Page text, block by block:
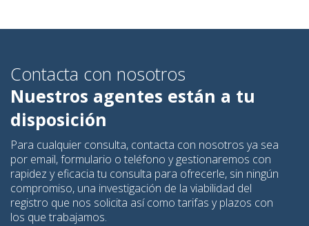
Contacta con nosotros
Nuestros agentes están a tu
disposición
Para cualquier consulta, contacta con nosotros ya sea
por email, formulario o teléfono y gestionaremos con
rapidez y eficacia tu consulta para ofrecerle, sin ningún
compromiso, una investigación de la viabilidad del
registro que nos solicita así como tarifas y plazos con
los que trabajamos.